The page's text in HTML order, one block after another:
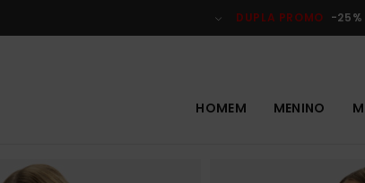
DUPLA PROMO -
HOMEM MENINO